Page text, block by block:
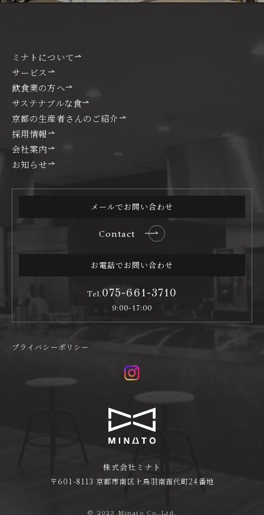
株式会社ミナト
〒601-8113 京都市南区上鳥羽南苗代町24番地
© 2023 Minato Co.,Ltd.
ミナトについて
サービス
飲食業の方へ
サステナブルな食
京都の生産者さんのご紹介
採用情報
会社案内
お知らせ
メールでお問い合わせ
Contact
お電話でお問い合わせ
Tel.075-661-3710
9:00-17:00
プライバシーポリシー